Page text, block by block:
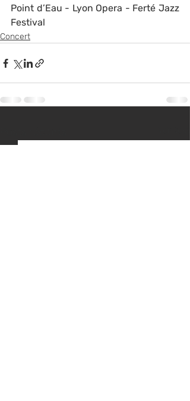
Point d’Eau - Lyon Opera - Ferté Jazz
Festival
Concert